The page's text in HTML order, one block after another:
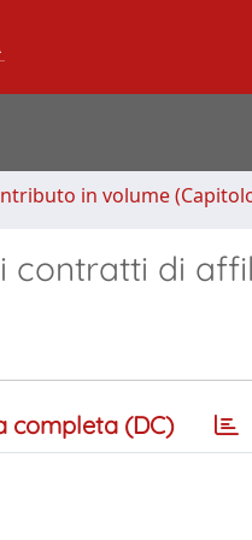
in volume
contratti di
completa (DC)